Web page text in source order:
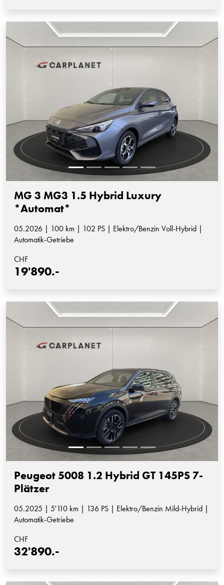
MG 3 MG3 1.5 Hybrid Luxury
*Automat*
05.2026 | 100 km | 102 PS | Elektro/Benzin Voll-Hybrid |
Automatik-Getriebe
CHF
19'890.-
Peugeot 5008 1.2 Hybrid GT 145PS 7-
Plätzer
05.2025 | 5'110 km | 136 PS | Elektro/Benzin Mild-Hybrid |
Automatik-Getriebe
CHF
32'890.-